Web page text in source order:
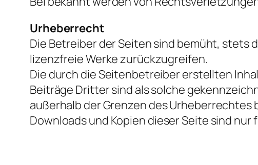
Urheberrecht
Die Betreiber der Seiten sind bemüht, stets
lizenzfreie Werke zurückzugreifen.
Die durch die Seitenbetreiber erstellten
Beiträge Dritter sind als solche
außerhalb der Grenzen des
Downloads und Kopien dieser Seite sind